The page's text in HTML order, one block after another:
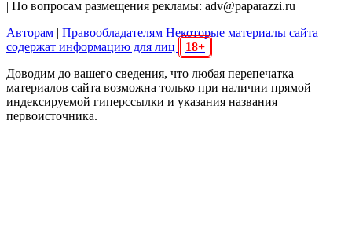
| По вопросам размещения рекламы: adv@paparazzi.ru
Авторам | Правообладателям Некоторые материалы сайта
содержат информацию для лиц
18+
Доводим до вашего сведения, что любая перепечатка
материалов сайта возможна только при наличии прямой
индексируемой гиперссылки и указания названия
первоисточника.